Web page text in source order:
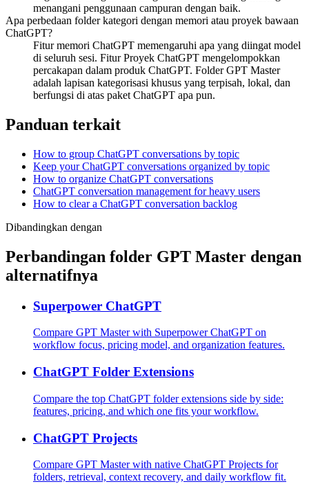
menangani penggunaan campuran dengan baik.
Apa perbedaan folder kategori dengan memori atau proyek bawaan
ChatGPT?
Fitur memori ChatGPT memengaruhi apa yang diingat model
di seluruh sesi. Fitur Proyek ChatGPT mengelompokkan
percakapan dalam produk ChatGPT. Folder GPT Master
adalah lapisan kategorisasi khusus yang terpisah, lokal, dan
berfungsi di atas paket ChatGPT apa pun.
Panduan terkait
How to group ChatGPT conversations by topic
Keep your ChatGPT conversations organized by topic
How to organize ChatGPT conversations
ChatGPT conversation management for heavy users
How to clear a ChatGPT conversation backlog
Dibandingkan dengan
Perbandingan folder GPT Master dengan
alternatifnya
Superpower ChatGPT
Compare GPT Master with Superpower ChatGPT on
workflow focus, pricing model, and organization features.
ChatGPT Folder Extensions
Compare the top ChatGPT folder extensions side by side:
features, pricing, and which one fits your workflow.
ChatGPT Projects
Compare GPT Master with native ChatGPT Projects for
folders, retrieval, context recovery, and daily workflow fit.